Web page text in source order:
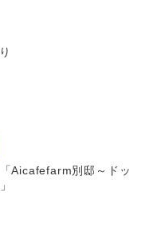
「Aicafefarm別邸～ドッ